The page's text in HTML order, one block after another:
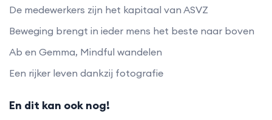
De medewerkers zijn het kapitaal van ASVZ
Beweging brengt in ieder mens het beste naar boven
Ab en Gemma, Mindful wandelen
Een rijker leven dankzij fotografie
En dit kan ook nog!